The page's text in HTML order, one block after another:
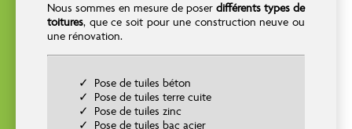
Nous sommes en mesure de poser différents types de
toitures, que ce soit pour une construction neuve ou
une rénovation.
Pose de tuiles béton
Pose de tuiles terre cuite
Pose de tuiles zinc
Pose de tuiles bac acier